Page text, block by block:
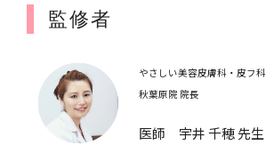
監修者
やさしい美容皮膚科・皮フ科
秋葉原院 院長
医師 宇井 千穂 先生